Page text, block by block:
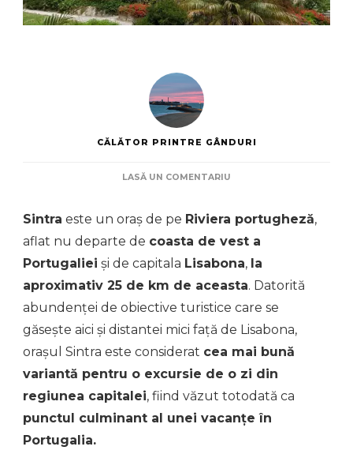
CĂLĂTOR PRINTRE GÂNDURI
LASĂ UN COMENTARIU
CELE
IMPORTANTE
OBIECTIVE
VIZITAT
Sintra este un oraș de pe Riviera portugheză,
aflat nu departe de coasta de vest a
Portugaliei și de capitala Lisabona, la
aproximativ 25 de km de aceasta. Datorită
abundenței de obiective turistice care se
găsește aici și distantei mici față de Lisabona,
orașul Sintra este considerat cea mai bună
variantă pentru o excursie de o zi din
regiunea capitalei, fiind văzut totodată ca
punctul culminant al unei vacanțe în
Portugalia.